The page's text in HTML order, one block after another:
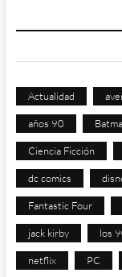
Actualidad
años 90
Ciencia Ficción
dc comics
Fantastic Four
jack kirby los
netflix PC